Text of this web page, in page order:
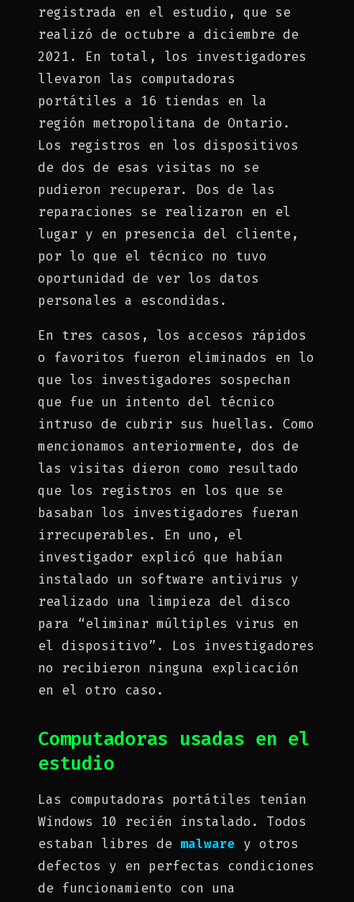
registrada en el estudio, que se
realizó de octubre a diciembre de
2021. En total, los investigadores
llevaron las computadoras
portátiles a 16 tiendas en la
región metropolitana de Ontario.
Los registros en los dispositivos
de dos de esas visitas no se
pudieron recuperar. Dos de las
reparaciones se realizaron en el
lugar y en presencia del cliente,
por lo que el técnico no tuvo
oportunidad de ver los datos
personales a escondidas.
En tres casos, los accesos rápidos
o favoritos fueron eliminados en lo
que los investigadores sospechan
que fue un intento del técnico
intruso de cubrir sus huellas. Como
mencionamos anteriormente, dos de
las visitas dieron como resultado
que los registros en los que se
basaban los investigadores fueran
irrecuperables. En uno, el
investigador explicó que habían
instalado un software antivirus y
realizado una limpieza del disco
para “eliminar múltiples virus en
el dispositivo”. Los investigadores
no recibieron ninguna explicación
en el otro caso.
Computadoras usadas en el
estudio
Las computadoras portátiles tenían
Windows 10 recién instalado. Todos
estaban libres de malware y otros
defectos y en perfectas condiciones
de funcionamiento con una